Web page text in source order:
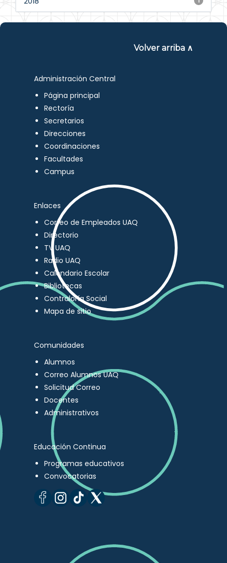
Volver arriba ∧
Administración Central
Página principal
Rectoría
Secretarios
Direcciones
Coordinaciones
Facultades
Campus
Enlaces
Correo de Empleados UAQ
Directorio
TV UAQ
Radio UAQ
Calendario Escolar
Bibliotecas
Contraloría Social
Mapa de sitio
Comunidades
Alumnos
Correo Alumnos UAQ
Solicitud Correo
Docentes
Administrativos
Educación Continua
Programas educativos
Convocatorias